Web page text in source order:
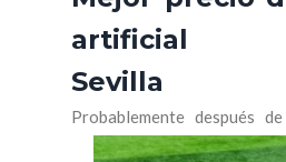
artificial
Sevilla
Probablemente después de